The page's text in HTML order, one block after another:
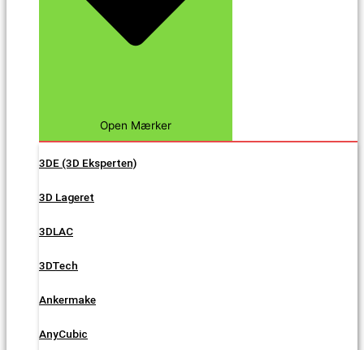
Open Mærker
3DE (3D Eksperten)
3D Lageret
3DLAC
3DTech
Ankermake
AnyCubic